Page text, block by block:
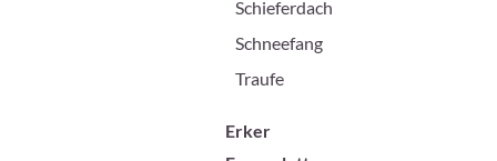
Schieferdach
Schneefang
Traufe
Erker